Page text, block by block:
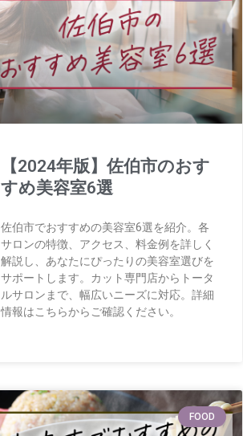
【2024年版】佐伯市のおす
すめ美容室6選
佐伯市でおすすめの美容室6選を紹介。各
サロンの特徴、アクセス、料金例を詳しく
解説し、あなたにぴったりの美容室選びを
サポートします。カット専門店からトータ
ルサロンまで、幅広いニーズに対応。詳細
情報はこちらからご確認ください。
FOOD